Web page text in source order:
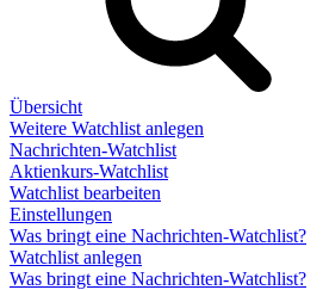
Übersicht
Weitere Watchlist anlegen
Nachrichten-Watchlist
Aktienkurs-Watchlist
Watchlist bearbeiten
Einstellungen
Was bringt eine Nachrichten-Watchlist?
Watchlist anlegen
Was bringt eine Nachrichten-Watchlist?